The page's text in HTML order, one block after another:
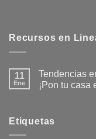
Recursos en
11
Ene
Tendencias
¡Pon tu casa
en
Tendencias
Etiquetas